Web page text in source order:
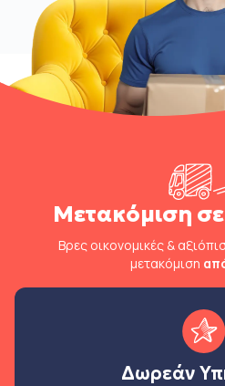
Μετακόμιση
Βρες οικονομικές &
μετακόμιση
Δωρεάν